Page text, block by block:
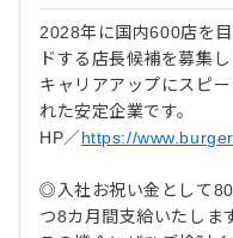
2028年に国内600店を
ドする店長候補を募集し
キャリアアップにスピ
れた安定企業です。
HP／https://
◎入社お祝い金として
つ8カ月間支給いたしま